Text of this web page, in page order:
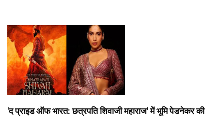
'द प्राइड ऑफ भारत: छत्रपति शिवाजी महाराज' में भूमि पेडनेकर की